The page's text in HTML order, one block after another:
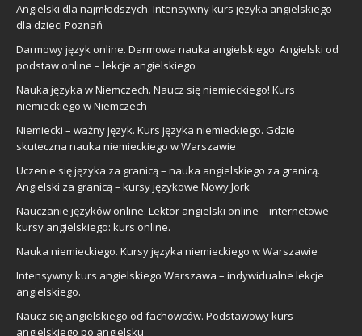
Angielski dla najmłodszych. Intensywny kurs języka angielskiego
dla dzieci Poznań
Darmowy język online. Darmowa nauka angielskiego. Angielski od
podstaw online – lekcje angielskiego
Nauka języka w Niemczech. Naucz się niemieckiego! Kurs
niemieckiego w Niemczech
Niemiecki – ważny język. Kurs języka niemieckiego. Gdzie
skuteczna nauka niemieckiego w Warszawie
Uczenie się języka za granicą – nauka angielskiego za granicą.
Angielski za granicą – kursy językowe Nowy Jork
Nauczanie języków online. Lektor angielski online – internetowe
kursy angielskiego: kurs online.
Nauka niemieckiego. Kursy języka niemieckiego w Warszawie
Intensywny kurs angielskiego Warszawa – indywidualne lekcje
angielskiego.
Naucz się angielskiego od fachowców. Podstawowy kurs
angielskiego po angielsku